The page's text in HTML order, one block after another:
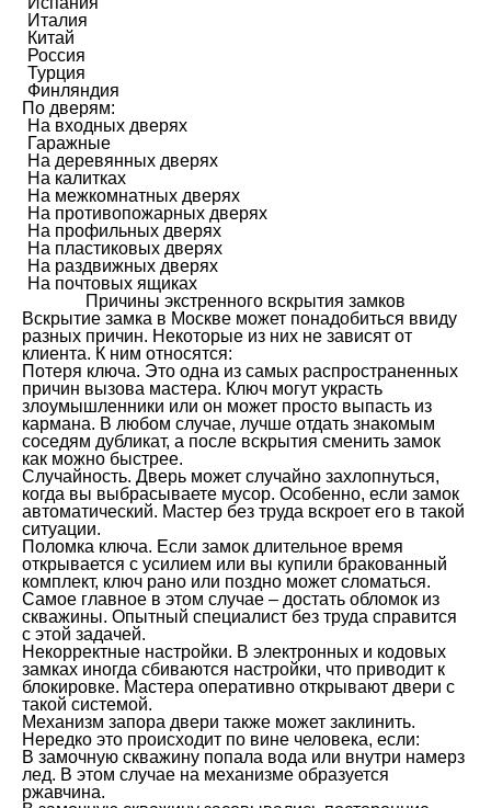
Италия
Китай
Россия
Турция
Финляндия
По дверям:
На входных дверях
Гаражные
На деревянных дверях
На калитках
На межкомнатных дверях
На противопожарных дверях
На профильных дверях
На пластиковых дверях
На раздвижных дверях
На почтовых ящиках
Причины экстренного вскрытия замков
Вскрытие замка в Москве может понадобиться ввиду
разных причин. Некоторые из них не зависят от
клиента. К ним относятся:
Потеря ключа. Это одна из самых распространенных
причин вызова мастера. Ключ могут украсть
злоумышленники или он может просто выпасть из
кармана. В любом случае, лучше отдать знакомым
соседям дубликат, а после вскрытия сменить замок
как можно быстрее.
Случайность. Дверь может случайно захлопнуться,
когда вы выбрасываете мусор. Особенно, если замок
автоматический. Мастер без труда вскроет его в такой
ситуации.
Поломка ключа. Если замок длительное время
открывается с усилием или вы купили бракованный
комплект, ключ рано или поздно может сломаться.
Самое главное в этом случае – достать обломок из
скважины. Опытный специалист без труда справится
с этой задачей.
Некорректные настройки. В электронных и кодовых
замках иногда сбиваются настройки, что приводит к
блокировке. Мастера оперативно открывают двери с
такой системой.
Механизм запора двери также может заклинить.
Нередко это происходит по вине человека, если:
В замочную скважину попала вода или внутри намерз
лед. В этом случае на механизме образуется
ржавчина.